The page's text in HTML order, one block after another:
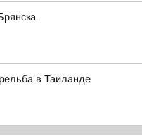
в Таиланде